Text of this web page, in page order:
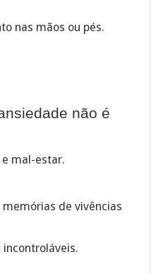
nas mãos ou pés.
não é
e mal-estar.
de vivências
incontroláveis.